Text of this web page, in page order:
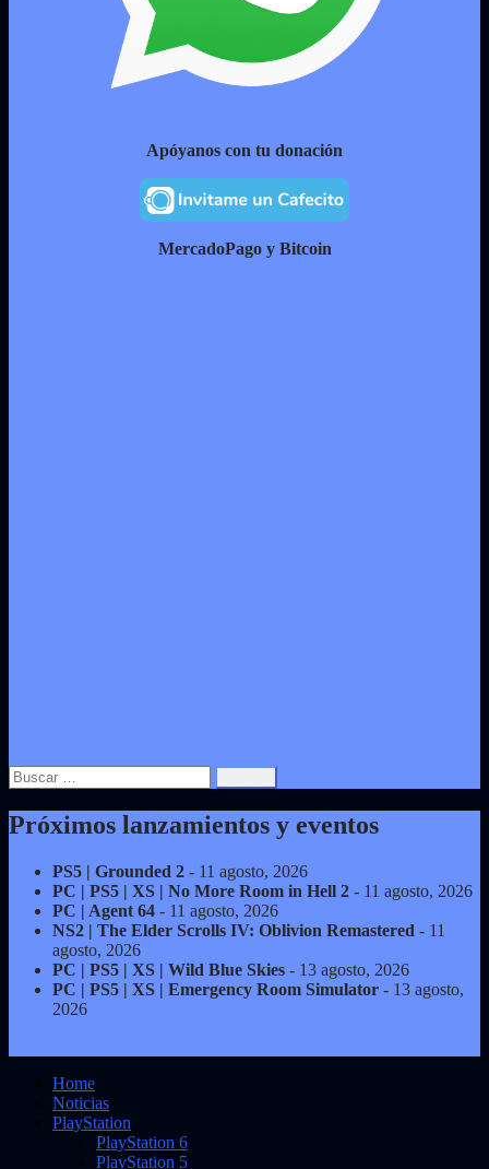
Apóyanos con tu donación
MercadoPago y Bitcoin
Buscar:
Próximos lanzamientos y eventos
PS5 | Grounded 2 - 11 agosto, 2026
PC | PS5 | XS | No More Room in Hell 2 - 11 agosto, 2026
PC | Agent 64 - 11 agosto, 2026
NS2 | The Elder Scrolls IV: Oblivion Remastered - 11
agosto, 2026
PC | PS5 | XS | Wild Blue Skies - 13 agosto, 2026
PC | PS5 | XS | Emergency Room Simulator - 13 agosto,
2026
Home
Noticias
PlayStation
PlayStation 6
PlayStation 5